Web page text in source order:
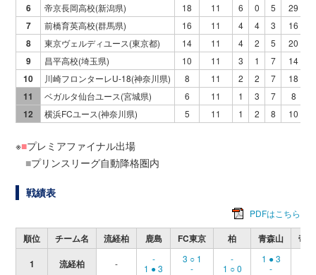
6 帝京長岡高校(新潟県) 18 11 6 0 5 29
7 前橋育英高校(群馬県) 16 11 4 4 3 16
8 東京ヴェルディユース(東京都) 14 11 4 2 5 20
9 昌平高校(埼玉県) 10 11 3 1 7 14
10 川崎フロンターレU-18(神奈川県) 8 11 2 2 7 18
11 ベガルタ仙台ユース(宮城県) 6 11 1 3 7 8
12 横浜FCユース(神奈川県) 5 11 1 2 8 10
※■プレミアファイナル出場
■プリンスリーグ自動降格圏内
戦績表
PDFはこちら
順位 チーム名 流経柏 鹿島 FC東京 柏 青森山
帝
1
流経柏 -
-
1 ● 3
3 ○ 1
-
-
1 ○ 0
1 ● 3
-